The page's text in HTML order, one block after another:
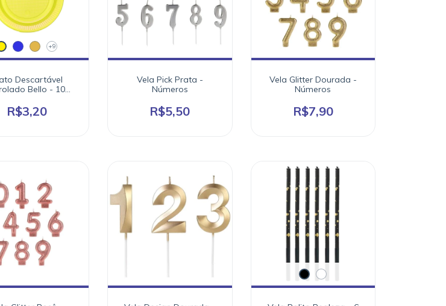
+9
Descartável
Bello - 10
R$3,20
Vela Pick Prata -
Números
R$5,50
Vela Glitter Dourada -
Números
R$7,90